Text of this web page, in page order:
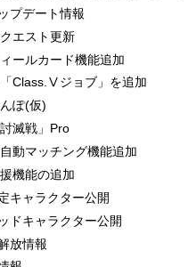
プデート情報
エスト更新
ールカード機能追加
Class.Ⅴジョブ」を追加
ぽ(仮)
討滅戦」Pro
動マッチング機能追加
機能の追加
キャラクター公開
ドキャラクター公開
放情報